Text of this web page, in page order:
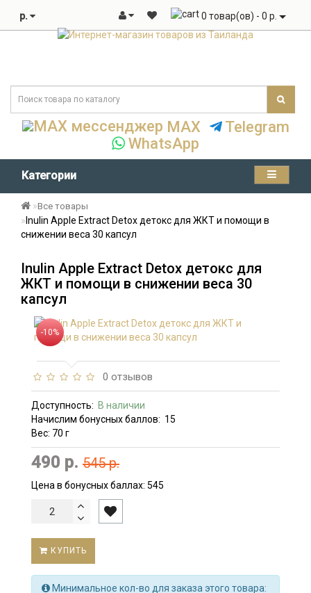
р. 0 товар(ов) - 0 р.
MAX
Telegram
WhatsApp
Категории
Все товары
Inulin Apple Extract Detox детокс для ЖКТ и помощи в
снижении веса 30 капсул
Inulin Apple Extract Detox детокс для
ЖКТ и помощи в снижении веса 30
капсул
-10%
0 отзывов
Доступность: В наличии
Начислим бонусных баллов: 15
Вес: 70 г
490 р. 545 р.
Цена в бонусных баллах: 545
КУПИТЬ
Минимальное кол-во для заказа этого товара: